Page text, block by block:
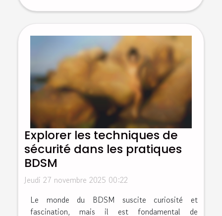
Explorer les techniques de
sécurité dans les pratiques
BDSM
Jeudi 27 novembre 2025 00:22
Le monde du BDSM suscite curiosité et
fascination, mais il est fondamental de